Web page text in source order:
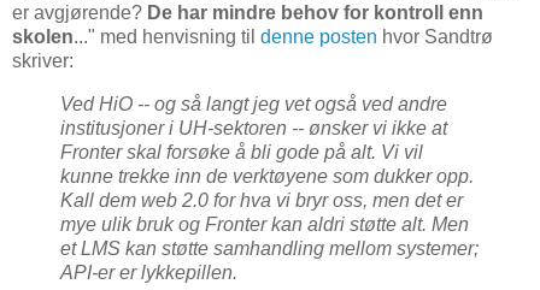
er avgjørende? De har mindre behov for kontroll enn
skolen..." med henvisning til denne posten hvor Sandtrø
skriver:
Ved HiO -- og så langt jeg vet også ved andre
institusjoner i UH-sektoren -- ønsker vi ikke at
Fronter skal forsøke å bli gode på alt. Vi vil
kunne trekke inn de verktøyene som dukker opp.
Kall dem web 2.0 for hva vi bryr oss, men det er
mye ulik bruk og Fronter kan aldri støtte alt. Men
et LMS kan støtte samhandling mellom systemer;
API-er er lykkepillen.